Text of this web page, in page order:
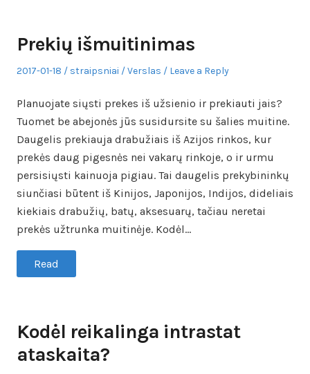
Prekių išmuitinimas
Posted
2017-01-18 Author
straipsniai
Posted
Verslas Leave a Reply
Planuojate siųsti prekes iš užsienio ir prekiauti jais?
Tuomet be abejonės jūs susidursite su šalies muitine.
Daugelis prekiauja drabužiais iš Azijos rinkos, kur
prekės daug pigesnės nei vakarų rinkoje, o ir urmu
persisiųsti kainuoja pigiau. Tai daugelis prekybininkų
siunčiasi būtent iš Kinijos, Japonijos, Indijos, dideliais
kiekiais drabužių, batų, aksesuarų, tačiau neretai
prekės užtrunka muitinėje. Kodėl…
Read
Kodėl reikalinga intrastat
ataskaita?